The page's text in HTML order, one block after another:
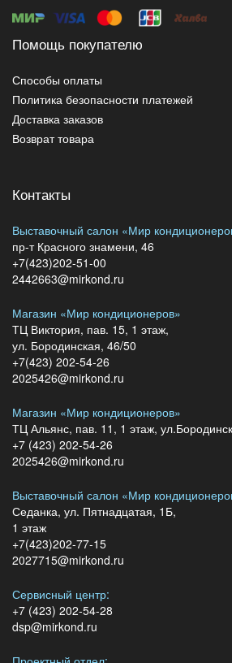
Помощь покупателю
Способы оплаты
Политика безопасности платежей
Доставка заказов
Возврат товара
Контакты
Выставочный салон «Мир
пр-т Красного знамени, 46
+7(423)202-51-00
2442663@mirkond.ru
Магазин «Мир кондиционеров»
ТЦ Виктория, пав. 15, 1 этаж,
ул. Бородинская, 46/50
+7(423) 202-54-26
2025426@mirkond.ru
Магазин «Мир кондиционеров»
ТЦ Альянс, пав. 11, 1 этаж,
+7 (423) 202-54-26
2025426@mirkond.ru
Выставочный салон «Мир
Седанка, ул. Пятнадцатая, 1Б,
1 этаж
+7(423)202-77-15
2027715@mirkond.ru
Сервисный центр:
+7 (423) 202-54-28
dsp@mirkond.ru